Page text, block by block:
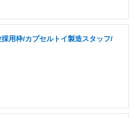
採用枠/カプセルトイ製造スタッフ/